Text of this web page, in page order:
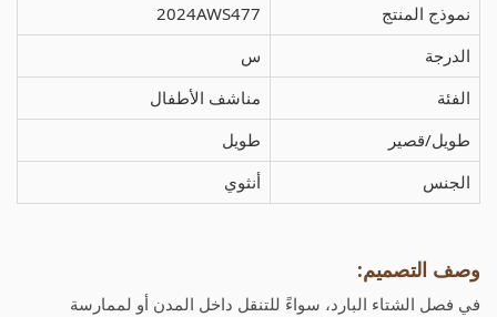
نموذج المنتج
2024AWS477
الدرجة
س
الفئة
مناشف الأطفال
طويل/قصير
طويل
الجنس
أنثوي
وصف التصميم:
في فصل الشتاء البارد، سواءً للتنقل داخل المدن أو لممارسة